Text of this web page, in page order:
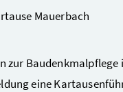
Mauerbach
zur
eine